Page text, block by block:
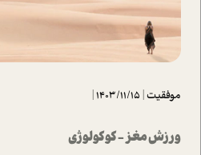
موفقیت|
1403/11/15
|
ورزش مغز - کوکولوژی